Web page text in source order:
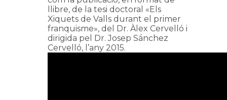
llibre, de la tesi doctoral «Els
Xiquets de Valls durant el primer
franquisme», del Dr. Àlex Cervelló i
dirigida pel Dr. Josep Sánchez
Cervelló, l’any 2015.